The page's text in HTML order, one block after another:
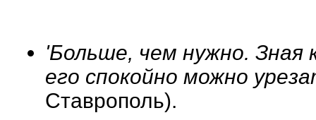
'Больше, чем нужно. Зная
его спокойно можно
Ставрополь).